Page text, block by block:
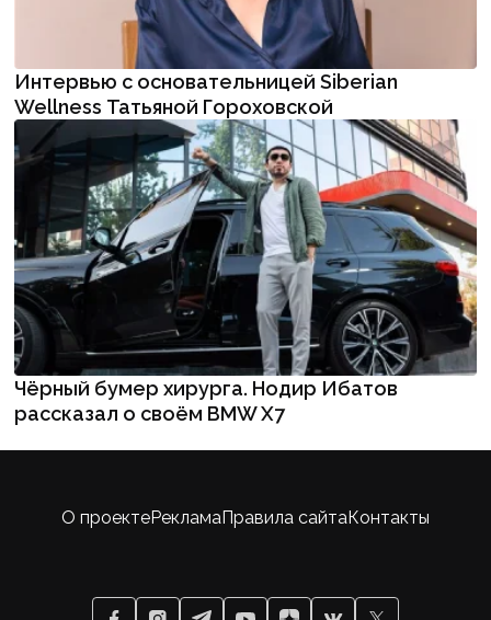
Интервью с основательницей Siberian
Wellness Татьяной Гороховской
Чёрный бумер хирурга. Нодир Ибатов
рассказал о своём BMW X7
О проектеРекламаПравила сайтаКонтакты